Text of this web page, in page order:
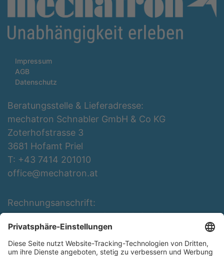
Impressum
AGB
Datenschutz
Beratungsstelle & Lieferadresse:
mechatron Schnabler GmbH & Co KG
Zoterhofstrasse 3
3681 Hofamt Priel
T: +43 7414 201010
office@mechatron.at
Rechnungsanschrift:
mechatron Schnabler GmbH & Co KG
Rottenbergerstraße 3
3681 Hofamt Priel